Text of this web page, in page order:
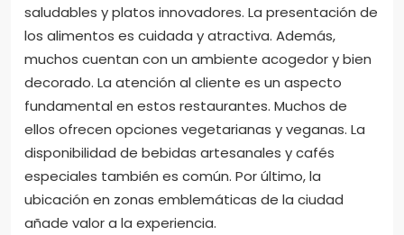
saludables y platos innovadores. La presentación de
los alimentos es cuidada y atractiva. Además,
muchos cuentan con un ambiente acogedor y bien
decorado. La atención al cliente es un aspecto
fundamental en estos restaurantes. Muchos de
ellos ofrecen opciones vegetarianas y veganas. La
disponibilidad de bebidas artesanales y cafés
especiales también es común. Por último, la
ubicación en zonas emblemáticas de la ciudad
añade valor a la experiencia.